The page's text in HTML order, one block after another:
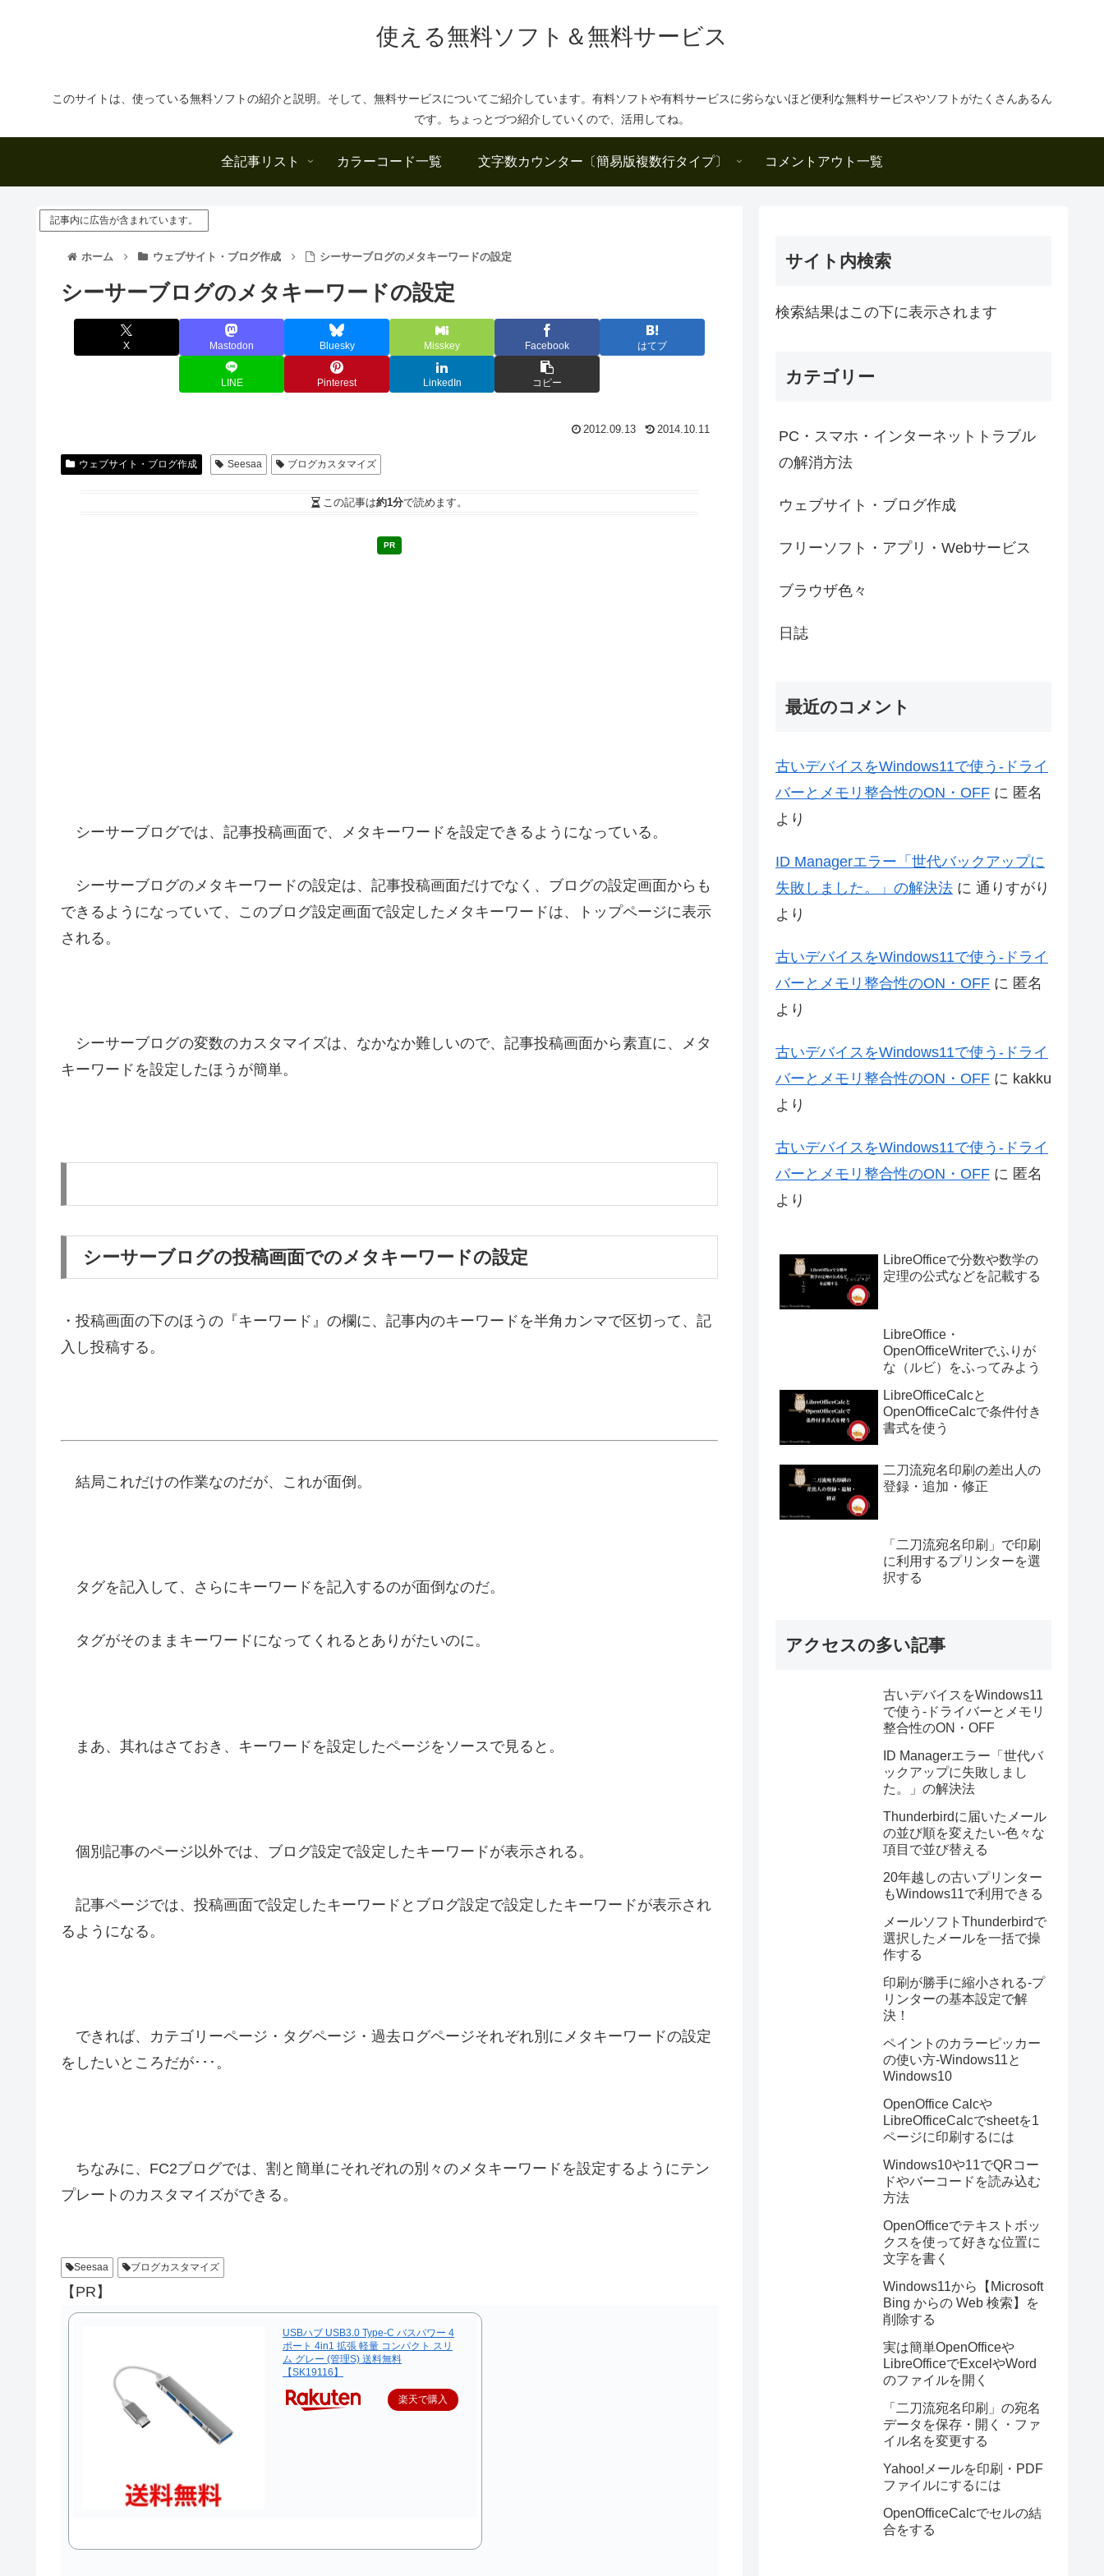
使える無料ソフト＆無料サービス
このサイトは、使っている無料ソフトの紹介と説明。そして、無料サービスについてご紹介しています。有料ソフトや有料サービスに劣らないほど便利な無料サービスやソフトがたくさんあるん
です。ちょっとづつ紹介していくので、活用してね。
全記事リスト カラーコード一覧 文字数カウンター〔簡易版複数行タイプ〕 コメントアウト一覧
記事内に広告が含まれています。
ホーム ウェブサイト・ブログ作成 シーサーブログのメタキーワードの設定
シーサーブログのメタキーワードの設定
X Mastodon Bluesky Misskey Facebook はてブ
LINE Pinterest LinkedIn コピー
2012.09.13 2014.10.11
ウェブサイト・ブログ作成 Seesaa ブログカスタマイズ
この記事は約1分で読めます。
PR
シーサーブログでは、記事投稿画面で、メタキーワードを設定できるようになっている。
シーサーブログのメタキーワードの設定は、記事投稿画面だけでなく、ブログの設定画面からも
できるようになっていて、このブログ設定画面で設定したメタキーワードは、トップページに表示
される。
シーサーブログの変数のカスタマイズは、なかなか難しいので、記事投稿画面から素直に、メタ
キーワードを設定したほうが簡単。
シーサーブログの投稿画面でのメタキーワードの設定
・投稿画面の下のほうの『キーワード』の欄に、記事内のキーワードを半角カンマで区切って、記
入し投稿する。
結局これだけの作業なのだが、これが面倒。
タグを記入して、さらにキーワードを記入するのが面倒なのだ。
タグがそのままキーワードになってくれるとありがたいのに。
まあ、其れはさておき、キーワードを設定したページをソースで見ると。
個別記事のページ以外では、ブログ設定で設定したキーワードが表示される。
記事ページでは、投稿画面で設定したキーワードとブログ設定で設定したキーワードが表示され
るようになる。
できれば、カテゴリーページ・タグページ・過去ログページそれぞれ別にメタキーワードの設定
をしたいところだが･･･。
ちなみに、FC2ブログでは、割と簡単にそれぞれの別々のメタキーワードを設定するようにテン
プレートのカスタマイズができる。
Seesaa ブログカスタマイズ
【PR】
USBハブ USB3.0 Type-C バスパワー 4
ポート 4in1 拡張 軽量 コンパクト スリ
ム グレー (管理S) 送料無料
【SK19116】
楽天で購入
サイト内検索
検索結果はこの下に表示されます
カテゴリー
PC・スマホ・インターネットトラブル
の解消方法
ウェブサイト・ブログ作成
フリーソフト・アプリ・Webサービス
ブラウザ色々
日誌
最近のコメント
古いデバイスをWindows11で使う-ドライ
バーとメモリ整合性のON・OFF に 匿名
より
ID Managerエラー「世代バックアップに
失敗しました。」の解決法 に 通りすがり
より
古いデバイスをWindows11で使う-ドライ
バーとメモリ整合性のON・OFF に 匿名
より
古いデバイスをWindows11で使う-ドライ
バーとメモリ整合性のON・OFF に kakku
より
古いデバイスをWindows11で使う-ドライ
バーとメモリ整合性のON・OFF に 匿名
より
LibreOfficeで分数や数学の
定理の公式などを記載する
LibreOffice・
OpenOfficeWriterでふりが
な（ルビ）をふってみよう
LibreOfficeCalcと
OpenOfficeCalcで条件付き
書式を使う
二刀流宛名印刷の差出人の
登録・追加・修正
「二刀流宛名印刷」で印刷
に利用するプリンターを選
択する
アクセスの多い記事
古いデバイスをWindows11
で使う-ドライバーとメモリ
整合性のON・OFF
ID Managerエラー「世代バ
ックアップに失敗しまし
た。」の解決法
Thunderbirdに届いたメール
の並び順を変えたい-色々な
項目で並び替える
20年越しの古いプリンター
もWindows11で利用できる
メールソフトThunderbirdで
選択したメールを一括で操
作する
印刷が勝手に縮小される-プ
リンターの基本設定で解
決！
ペイントのカラーピッカー
の使い方-Windows11と
Windows10
OpenOffice Calcや
LibreOfficeCalcでsheetを1
ページに印刷するには
Windows10や11でQRコー
ドやバーコードを読み込む
方法
OpenOfficeでテキストボッ
クスを使って好きな位置に
文字を書く
Windows11から【Microsoft
Bing からの Web 検索】を
削除する
実は簡単OpenOfficeや
LibreOfficeでExcelやWord
のファイルを開く
「二刀流宛名印刷」の宛名
データを保存・開く・ファ
イル名を変更する
Yahoo!メールを印刷・PDF
ファイルにするには
OpenOfficeCalcでセルの結
合をする